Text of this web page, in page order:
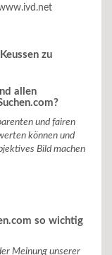
zu
allen
und fairen
können und
Bild machen
so wichtig
Meinung unserer